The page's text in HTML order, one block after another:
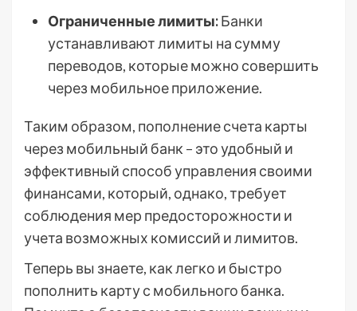
Ограниченные лимиты:Банки
устанавливают лимиты на сумму
переводов, которые можно совершить
через мобильное приложение.
Таким образом, пополнение счета карты
через мобильный банк – это удобный и
эффективный способ управления своими
финансами, который, однако, требует
соблюдения мер предосторожности и
учета возможных комиссий и лимитов.
Теперь вы знаете, как легко и быстро
пополнить карту с мобильного банка.